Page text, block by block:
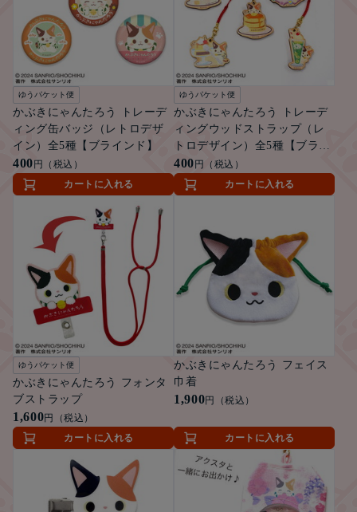
ゆうパケット便
かぶきにゃんたろう トレーデ
ィング缶バッジ（レトロデザ
イン）全5種【ブラインド】
400 円（税込）
カートに入れる
ゆうパケット便
かぶきにゃんたろう トレーデ
ィングウッドストラップ（レ
トロデザイン）全5種【ブライ
ンド】
400 円（税込）
カートに入れる
ゆうパケット便
かぶきにゃんたろう フォンタ
ブストラップ
1,600円（税込）
カートに入れる
かぶきにゃんたろう フェイス
巾着
1,900円（税込）
カートに入れる